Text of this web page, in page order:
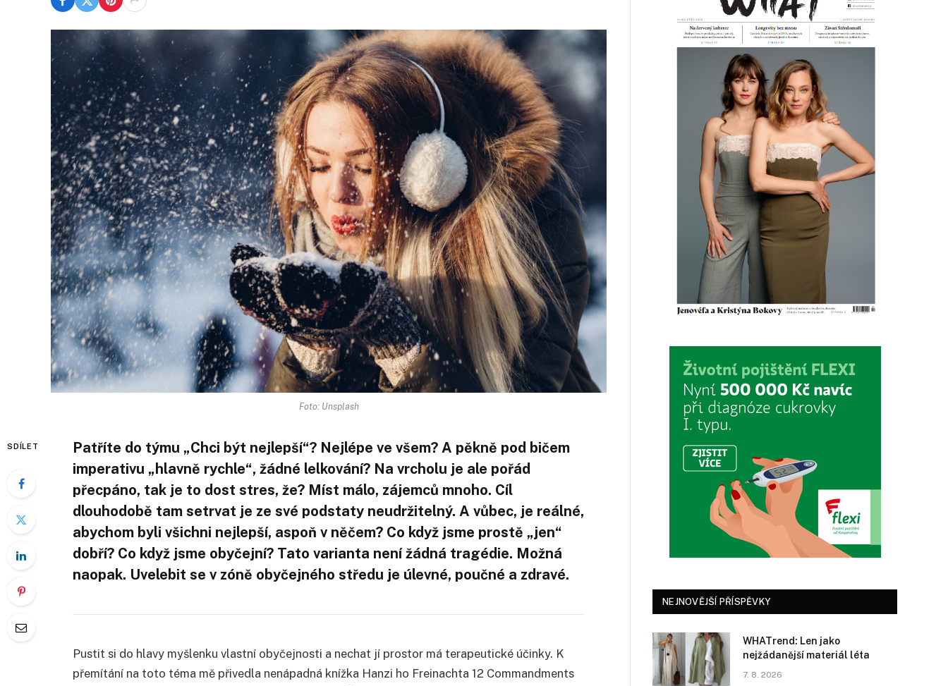
Foto: Unsplash
SDÍLET
Patříte do týmu „Chci být nejlepší“? Nejlépe ve všem? A pěkně pod bičem
imperativu „hlavně rychle“, žádné lelkování? Na vrcholu je ale pořád
přecpáno, tak je to dost stres, že? Míst málo, zájemců mnoho. Cíl
dlouhodobě tam setrvat je ze své podstaty neudržitelný. A vůbec, je reálné,
abychom byli všichni nejlepší, aspoň v něčem? Co když jsme prostě „jen“
dobří? Co když jsme obyčejní? Tato varianta není žádná tragédie. Možná
naopak. Uvelebit se v zóně obyčejného středu je úlevné, poučné a zdravé.
Pustit si do hlavy myšlenku vlastní obyčejnosti a nechat jí prostor má terapeutické účinky. K
přemítání na toto téma mě přivedla nenápadná knížka Hanzi ho Freinachta 12 Commandments
NEJNOVĚJŠÍ PŘÍSPĚVKY
WHATrend: Len jako
nejžádanější materiál léta
7. 8. 2026